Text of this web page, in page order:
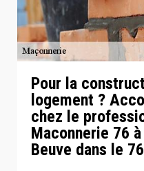
Pour la
logement ?
chez le
Maconnerie 76
Beuve dans le